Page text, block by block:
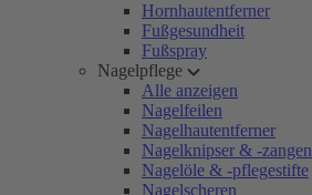
Hornhautentferner
Fußgesundheit
Fußspray
Nagelpflege
Alle anzeigen
Nagelfeilen
Nagelhautentferner
Nagelknipser & -zangen
Nagelöle & -pflegestifte
Nagelscheren